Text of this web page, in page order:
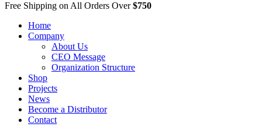
Free Shipping on All Orders Over$750
Home
Company
About Us
CEO Message
Organization Structure
Shop
Projects
News
Become a Distributor
Contact